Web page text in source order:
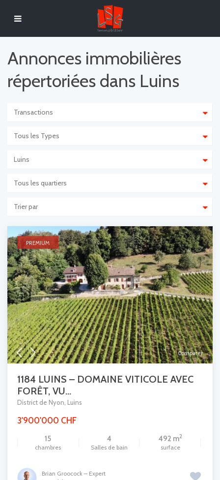
Annonces immobilières
répertoriées dans Luins
Transactions
Tous les Types
Luins
Tous les quartiers
Trier par
Comparer
PREMIUM
1184 LUINS – DOMAINE VITICOLE AVEC
FORÊT, VU...
District de Nyon Luins
3'900'000 CHF
15
chambres
4
Salles de bain
492 m2
surface
Brian Groocock – Expert